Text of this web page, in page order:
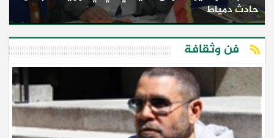
حادث دمياط
فن وثقافة